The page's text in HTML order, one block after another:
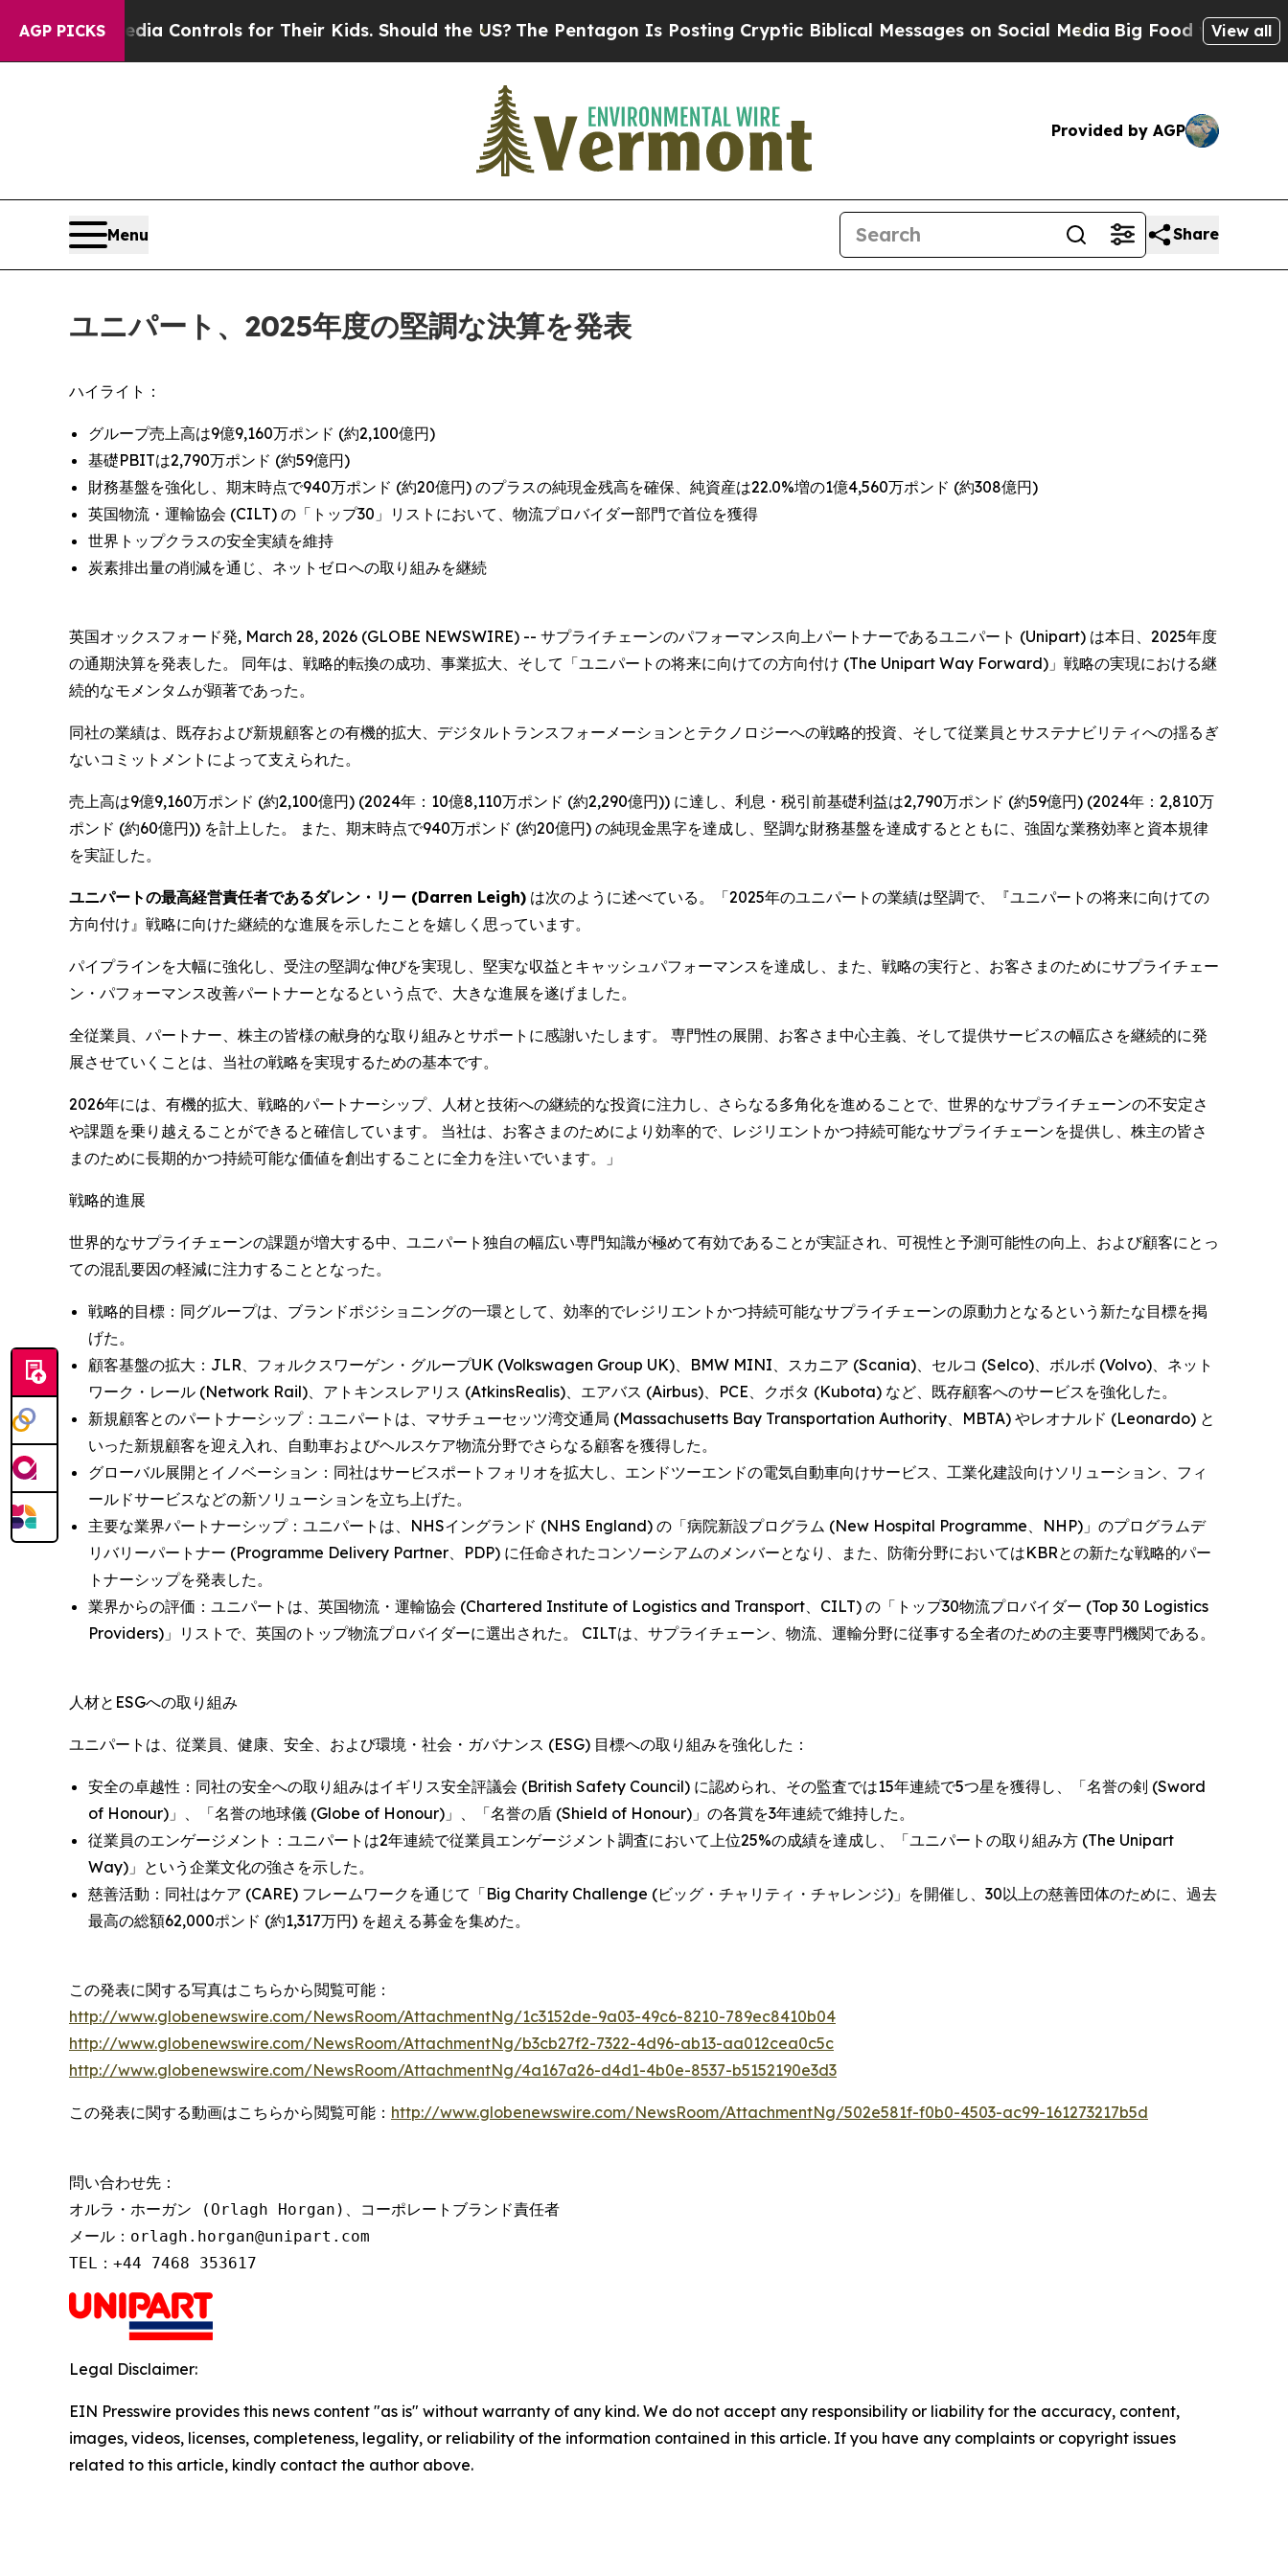
AGP PICKS
Media Controls for Their Kids. Should the US?The Pentagon Is Posting Cryptic Biblical Messages on Social MediaBig Food vs. The People. Big
View all
Provided by AGP
Menu Share
ユニパート、2025年度の堅調な決算を発表
ハイライト：
グループ売上高は9億9,160万ポンド (約2,100億円)
基礎PBITは2,790万ポンド (約59億円)
財務基盤を強化し、期末時点で940万ポンド (約20億円) のプラスの純現金残高を確保、純資産は22.0%増の1億4,560万ポンド (約308億円)
英国物流・運輸協会 (CILT) の「トップ30」リストにおいて、物流プロバイダー部門で首位を獲得
世界トップクラスの安全実績を維持
炭素排出量の削減を通じ、ネットゼロへの取り組みを継続
英国オックスフォード発, March 28, 2026 (GLOBE NEWSWIRE) -- サプライチェーンのパフォーマンス向上パートナーであるユニパート (Unipart) は本日、2025年度
の通期決算を発表した。 同年は、戦略的転換の成功、事業拡大、そして「ユニパートの将来に向けての方向付け (The Unipart Way Forward)」戦略の実現における継
続的なモメンタムが顕著であった。
同社の業績は、既存および新規顧客との有機的拡大、デジタルトランスフォーメーションとテクノロジーへの戦略的投資、そして従業員とサステナビリティへの揺るぎ
ないコミットメントによって支えられた。
売上高は9億9,160万ポンド (約2,100億円) (2024年：10億8,110万ポンド (約2,290億円)) に達し、利息・税引前基礎利益は2,790万ポンド (約59億円) (2024年：2,810万
ポンド (約60億円)) を計上した。 また、期末時点で940万ポンド (約20億円) の純現金黒字を達成し、堅調な財務基盤を達成するとともに、強固な業務効率と資本規律
を実証した。
ユニパートの最高経営責任者であるダレン・リー (Darren Leigh) は次のように述べている。「2025年のユニパートの業績は堅調で、『ユニパートの将来に向けての
方向付け』戦略に向けた継続的な進展を示したことを嬉しく思っています。
パイプラインを大幅に強化し、受注の堅調な伸びを実現し、堅実な収益とキャッシュパフォーマンスを達成し、また、戦略の実行と、お客さまのためにサプライチェー
ン・パフォーマンス改善パートナーとなるという点で、大きな進展を遂げました。
全従業員、パートナー、株主の皆様の献身的な取り組みとサポートに感謝いたします。 専門性の展開、お客さま中心主義、そして提供サービスの幅広さを継続的に発
展させていくことは、当社の戦略を実現するための基本です。
2026年には、有機的拡大、戦略的パートナーシップ、人材と技術への継続的な投資に注力し、さらなる多角化を進めることで、世界的なサプライチェーンの不安定さ
や課題を乗り越えることができると確信しています。 当社は、お客さまのためにより効率的で、レジリエントかつ持続可能なサプライチェーンを提供し、株主の皆さ
まのために長期的かつ持続可能な価値を創出することに全力を注いでいます。」
戦略的進展
世界的なサプライチェーンの課題が増大する中、ユニパート独自の幅広い専門知識が極めて有効であることが実証され、可視性と予測可能性の向上、および顧客にとっ
ての混乱要因の軽減に注力することとなった。
戦略的目標：同グループは、ブランドポジショニングの一環として、効率的でレジリエントかつ持続可能なサプライチェーンの原動力となるという新たな目標を掲
げた。
顧客基盤の拡大：JLR、フォルクスワーゲン・グループUK (Volkswagen Group UK)、BMW MINI、スカニア (Scania)、セルコ (Selco)、ボルボ (Volvo)、ネット
ワーク・レール (Network Rail)、アトキンスレアリス (AtkinsRealis)、エアバス (Airbus)、PCE、クボタ (Kubota) など、既存顧客へのサービスを強化した。
新規顧客とのパートナーシップ：ユニパートは、マサチューセッツ湾交通局 (Massachusetts Bay Transportation Authority、MBTA) やレオナルド (Leonardo) と
いった新規顧客を迎え入れ、自動車およびヘルスケア物流分野でさらなる顧客を獲得した。
グローバル展開とイノベーション：同社はサービスポートフォリオを拡大し、エンドツーエンドの電気自動車向けサービス、工業化建設向けソリューション、フィ
ールドサービスなどの新ソリューションを立ち上げた。
主要な業界パートナーシップ：ユニパートは、NHSイングランド (NHS England) の「病院新設プログラム (New Hospital Programme、NHP)」のプログラムデ
リバリーパートナー (Programme Delivery Partner、PDP) に任命されたコンソーシアムのメンバーとなり、また、防衛分野においてはKBRとの新たな戦略的パー
トナーシップを発表した。
業界からの評価：ユニパートは、英国物流・運輸協会 (Chartered Institute of Logistics and Transport、CILT) の「トップ30物流プロバイダー (Top 30 Logistics
Providers)」リストで、英国のトップ物流プロバイダーに選出された。 CILTは、サプライチェーン、物流、運輸分野に従事する全者のための主要専門機関である。
人材とESGへの取り組み
ユニパートは、従業員、健康、安全、および環境・社会・ガバナンス (ESG) 目標への取り組みを強化した：
安全の卓越性：同社の安全への取り組みはイギリス安全評議会 (British Safety Council) に認められ、その監査では15年連続で5つ星を獲得し、「名誉の剣 (Sword
of Honour)」、「名誉の地球儀 (Globe of Honour)」、「名誉の盾 (Shield of Honour)」の各賞を3年連続で維持した。
従業員のエンゲージメント：ユニパートは2年連続で従業員エンゲージメント調査において上位25%の成績を達成し、「ユニパートの取り組み方 (The Unipart
Way)」という企業文化の強さを示した。
慈善活動：同社はケア (CARE) フレームワークを通じて「Big Charity Challenge (ビッグ・チャリティ・チャレンジ)」を開催し、30以上の慈善団体のために、過去
最高の総額62,000ポンド (約1,317万円) を超える募金を集めた。
この発表に関する写真はこちらから閲覧可能：
http://www.globenewswire.com/NewsRoom/AttachmentNg/1c3152de-9a03-49c6-8210-789ec8410b04
http://www.globenewswire.com/NewsRoom/AttachmentNg/b3cb27f2-7322-4d96-ab13-aa012cea0c5c
http://www.globenewswire.com/NewsRoom/AttachmentNg/4a167a26-d4d1-4b0e-8537-b5152190e3d3
この発表に関する動画はこちらから閲覧可能： http://www.globenewswire.com/NewsRoom/AttachmentNg/502e581f-f0b0-4503-ac99-161273217b5d
問い合わせ先：
オルラ・ホーガン (Orlagh Horgan)、コーポレートブランド責任者
メール：orlagh.horgan@unipart.com
TEL：+44 7468 353617
Legal Disclaimer:
EIN Presswire provides this news content "as is" without warranty of any kind. We do not accept any responsibility or liability for the accuracy, content,
images, videos, licenses, completeness, legality, or reliability of the information contained in this article. If you have any complaints or copyright issues
related to this article, kindly contact the author above.